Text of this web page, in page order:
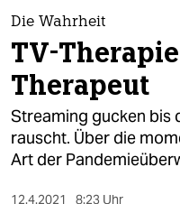
themen
politik
öko
gesellschaft
Die Wahrheit
TV-
Therapeut
Streaming gucken bis
rauscht. Über die
Art der
12.4.2021 8:23 Uhr